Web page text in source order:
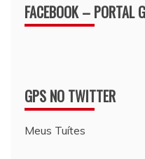
FACEBOOK – PORTAL
GPS NO TWITTER
Meus Tuítes